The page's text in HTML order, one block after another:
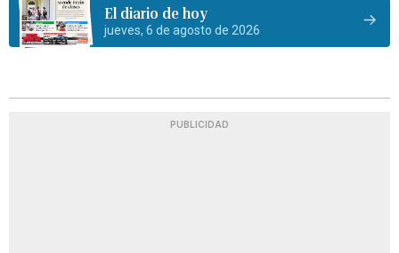
El diario de hoy
jueves, 6 de agosto de 2026
PUBLICIDAD